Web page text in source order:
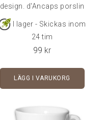
design. d'Ancaps porslin
är av väldigt hög kvalitet
och klarar många års
cl - Fat ingår i
priset.Kommer styckvis, i
I lager - Skickas inom
24 tim
99 kr
LÄGG I VARUKORG